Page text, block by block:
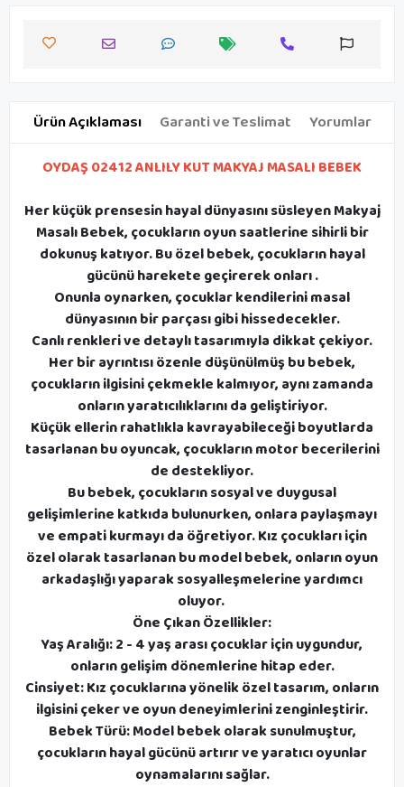
Ürün Açıklaması Garanti ve Teslimat Yorumlar
OYDAŞ 02412 ANLILY KUT MAKYAJ MASALI BEBEK
Her küçük prensesin hayal dünyasını süsleyen Makyaj
Masalı Bebek, çocukların oyun saatlerine sihirli bir
dokunuş katıyor. Bu özel bebek, çocukların hayal
gücünü harekete geçirerek onları .
Onunla oynarken, çocuklar kendilerini masal
dünyasının bir parçası gibi hissedecekler.
Canlı renkleri ve detaylı tasarımıyla dikkat çekiyor.
Her bir ayrıntısı özenle düşünülmüş bu bebek,
çocukların ilgisini çekmekle kalmıyor, aynı zamanda
onların yaratıcılıklarını da geliştiriyor.
Küçük ellerin rahatlıkla kavrayabileceği boyutlarda
tasarlanan bu oyuncak, çocukların motor becerilerini
de destekliyor.
Bu bebek, çocukların sosyal ve duygusal
gelişimlerine katkıda bulunurken, onlara paylaşmayı
ve empati kurmayı da öğretiyor. Kız çocukları için
özel olarak tasarlanan bu model bebek, onların oyun
arkadaşlığı yaparak sosyalleşmelerine yardımcı
oluyor.
Öne Çıkan Özellikler:
Yaş Aralığı: 2 - 4 yaş arası çocuklar için uygundur,
onların gelişim dönemlerine hitap eder.
Cinsiyet: Kız çocuklarına yönelik özel tasarım, onların
ilgisini çeker ve oyun deneyimlerini zenginleştirir.
Bebek Türü: Model bebek olarak sunulmuştur,
çocukların hayal gücünü artırır ve yaratıcı oyunlar
oynamalarını sağlar.